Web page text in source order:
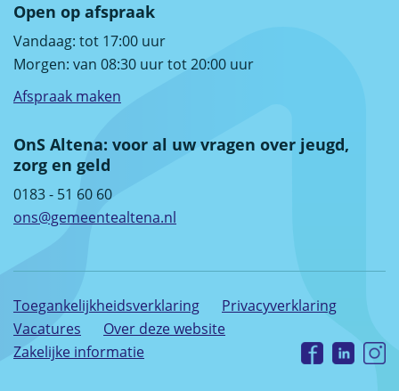
Open op afspraak
Vandaag: tot 17:00 uur
Morgen: van 08:30 uur tot 20:00 uur
Afspraak maken
OnS Altena: voor al uw vragen over jeugd,
zorg en geld
0183 - 51 60 60
ons@gemeentealtena.nl
Toegankelijkheidsverklaring
Privacyverklaring
Vacatures
Over deze website
Zakelijke informatie